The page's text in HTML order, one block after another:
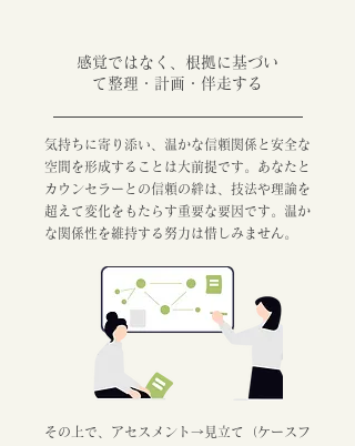
感覚ではなく、根拠に基づい
て整理・計画・伴走する
気持ちに寄り添い、温かな信頼関係と安全な
空間を形成することは大前提です。あなたと
カウンセラーとの信頼の絆は、技法や理論を
超えて変化をもたらす重要な要因です。温か
な関係性を維持する努力は惜しみません。
​ その上で、アセスメント→見立て（ケースフ